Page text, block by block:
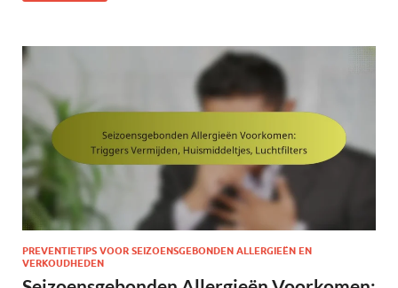
PREVENTIETIPS VOOR SEIZOENSGEBONDEN ALLERGIEËN EN
VERKOUDHEDEN